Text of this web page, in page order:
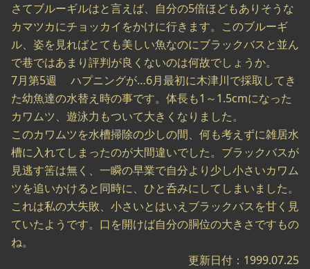
さてブルーギルはと言えば、自分の5倍ほどもありそうな
カマツカにチョッカイをかけに行きます。このブルーギ
ル、姿を見ればとても美しい魚なのにブラックバスと並ん
で巷ではあまり評判が良くないのは何故でしょうか。
7月第5週 ハプニングが…6月最初に木津川で採取してき
た幼魚達の水替え時の事です。体長も1～1.5cmになった
カワムツ、遊泳力もついて大きくなりました。
このカワムツを水槽掃除の少しの間、何も考えずに雑居水
槽に入れてしまったのが大間違いでした。ブラックバスが
見逃す筈は無く、一瞬の早業で自分より少し小さいカワム
ツを追いかけると同時に、ひと呑みにしてしまいました。
これは私の大失敗、小さいとはいえブラックバスを甘く見
ていたようです。口を開けば自分の胴位の大きさですもの
ね。
更新日付：1999.07.25